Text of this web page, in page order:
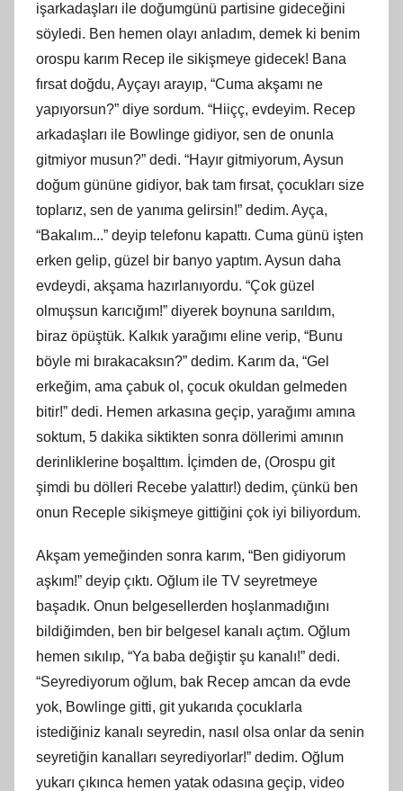
işarkadaşları ile doğumgünü partisine gideceğini
söyledi. Ben hemen olayı anladım, demek ki benim
orospu karım Recep ile sikişmeye gidecek! Bana
fırsat doğdu, Ayçayı arayıp, “Cuma akşamı ne
yapıyorsun?” diye sordum. “Hiiçç, evdeyim. Recep
arkadaşları ile Bowlinge gidiyor, sen de onunla
gitmiyor musun?” dedi. “Hayır gitmiyorum, Aysun
doğum gününe gidiyor, bak tam fırsat, çocukları size
toplarız, sen de yanıma gelirsin!” dedim. Ayça,
“Bakalım...” deyip telefonu kapattı. Cuma günü işten
erken gelip, güzel bir banyo yaptım. Aysun daha
evdeydi, akşama hazırlanıyordu. “Çok güzel
olmuşsun karıcığım!” diyerek boynuna sarıldım,
biraz öpüştük. Kalkık yarağımı eline verip, “Bunu
böyle mi bırakacaksın?” dedim. Karım da, “Gel
erkeğim, ama çabuk ol, çocuk okuldan gelmeden
bitir!” dedi. Hemen arkasına geçip, yarağımı amına
soktum, 5 dakika siktikten sonra döllerimi amının
derinliklerine boşalttım. İ çimden de, (Orospu git
şimdi bu dölleri Recebe yalattır!) dedim, çünkü ben
onun Receple sikişmeye gittiğini çok iyi biliyordum.
Akşam yemeğinden sonra karım, “Ben gidiyorum
aşkım!” deyip çıktı. Oğlum ile TV seyretmeye
başadık. Onun belgesellerden hoşlanmadığını
bildiğimden, ben bir belgesel kanalı açtım. Oğlum
hemen sıkılıp, “Ya baba değiştir şu kanalı!” dedi.
“Seyrediyorum oğlum, bak Recep amcan da evde
yok, Bowlinge gitti, git yukarıda çocuklarla
istediğiniz kanalı seyredin, nasıl olsa onlar da senin
seyretiğin kanalları seyrediyorlar!” dedim. Oğlum
yukarı çıkınca hemen yatak odasına geçip, video